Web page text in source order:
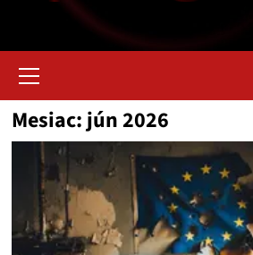
Menu
Mesiac:jún 2026